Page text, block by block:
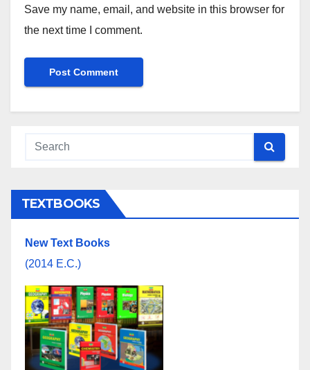
Save my name, email, and website in this browser for
the next time I comment.
TEXTBOOKS
New Text Books
(2014 E.C.)